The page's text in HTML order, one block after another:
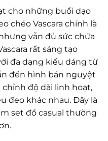
cho những buổi dạo
chéo Vascara chính là
vẫn đủ sức chứa
rất sáng tạo
đa dạng kiểu dáng từ
đến hình bán nguyệt
độ dài linh hoạt,
đeo khác nhau. Đây là
set đồ casual thường